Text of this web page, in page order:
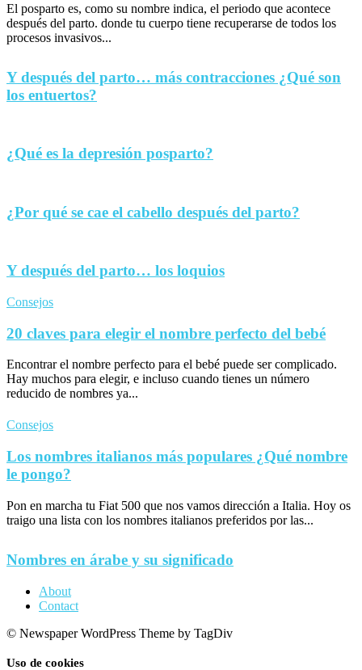
El posparto es, como su nombre indica, el periodo que acontece
después del parto. donde tu cuerpo tiene recuperarse de todos los
procesos invasivos...
Y después del parto… más contracciones ¿Qué son
los entuertos?
¿Qué es la depresión posparto?
¿Por qué se cae el cabello después del parto?
Y después del parto… los loquios
Consejos
20 claves para elegir el nombre perfecto del bebé
Encontrar el nombre perfecto para el bebé puede ser complicado.
Hay muchos para elegir, e incluso cuando tienes un número
reducido de nombres ya...
Consejos
Los nombres italianos más populares ¿Qué nombre
le pongo?
Pon en marcha tu Fiat 500 que nos vamos dirección a Italia. Hoy os
traigo una lista con los nombres italianos preferidos por las...
Nombres en árabe y su significado
About
Contact
© Newspaper WordPress Theme by TagDiv
Uso de cookies